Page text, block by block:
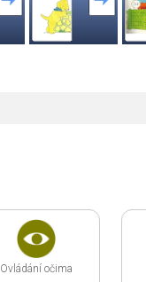
Ovládání očima